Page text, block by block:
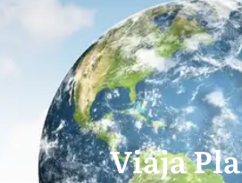
Viaja